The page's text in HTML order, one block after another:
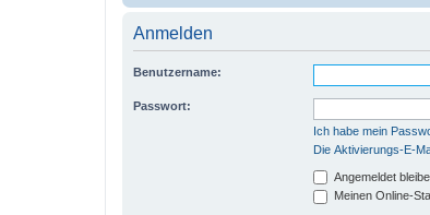
Anmelden
Benutzername:
Passwort:
Ich habe mein
Die Aktivierungs-E-
Angemeldet
Meinen Online-